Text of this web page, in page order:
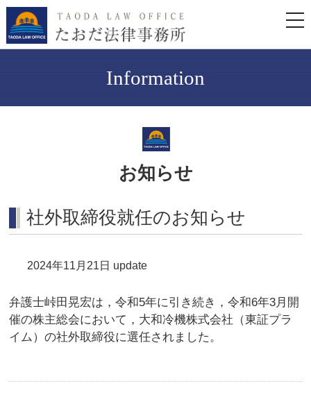
Information
お知らせ
社外取締役就任のお知らせ
2024年11月21日 update
弁護士峠田晃宏は，令和5年に引き続き，令和6年3月開
催の株主総会において，大和冷機株式会社（東証プラ
イム）の社外取締役に選任されました。